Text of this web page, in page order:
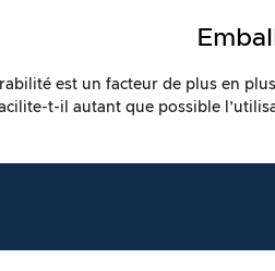
est un facteur de plus en
t-il autant que possible